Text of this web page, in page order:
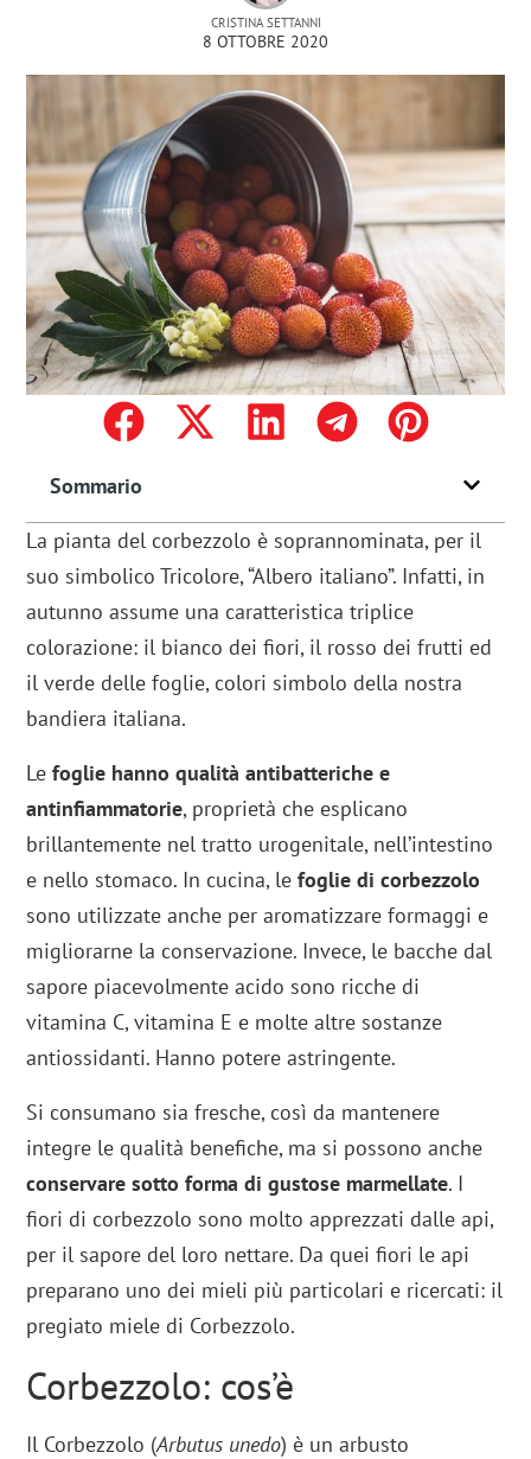
CRISTINA SETTANNI
8 OTTOBRE 2020
Sommario
La pianta del corbezzolo è soprannominata, per il
suo simbolico Tricolore, “Albero italiano”. Infatti, in
autunno assume una caratteristica triplice
colorazione: il bianco dei fiori, il rosso dei frutti ed
il verde delle foglie, colori simbolo della nostra
bandiera italiana.
Lefoglie hanno qualità antibatteriche e
antinfiammatorie, proprietà che esplicano
brillantemente nel tratto urogenitale, nell’intestino
e nello stomaco. In cucina, lefoglie di corbezzolo
sono utilizzate anche per aromatizzare formaggi e
migliorarne la conservazione. Invece, le bacche dal
sapore piacevolmente acido sono ricche di
vitamina C, vitamina E e molte altre sostanze
antiossidanti. Hanno potere astringente.
Si consumano sia fresche, così da mantenere
integre le qualità benefiche, ma si possono anche
conservare sotto forma di gustose marmellate. I
fiori di corbezzolo sono molto apprezzati dalle api,
per il sapore del loro nettare. Da quei fiori le api
preparano uno dei mieli più particolari e ricercati: il
pregiato miele di Corbezzolo.
Corbezzolo: cos’è
Il Corbezzolo (Arbutus unedo) è un arbusto